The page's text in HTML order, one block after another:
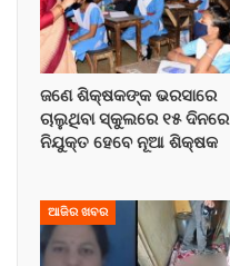
ଜଣେ ଶିକ୍ଷକଙ୍କ ଭରସାରେ
ଚାଲୁଥିବା ସ୍କୁଲରେ ୧୫ ଦିନରେ
ନିଯୁକ୍ତ ହେବେ ନୂଆ ଶିକ୍ଷକ
ଆଜିର ଖବର